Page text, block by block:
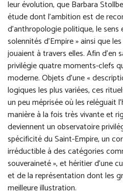
leur évolution, que Barbara
étude dont l’ambition est de
d’anthropologie politique, le
solennités d’Empire » ainsi que
jouaient à travers elles. Afin d’en
privilégie quatre moments-clefs
moderne. Objets d’une «
logiques les plus variées, ces
un peu méprisée où les reléguait
manière à la fois très vivante et
deviennent un observatoire
spécificité du Saint-Empire, un
irréductible à des catégories
souveraineté », et héritier d’une
et de la représentation dont les
meilleure illustration.